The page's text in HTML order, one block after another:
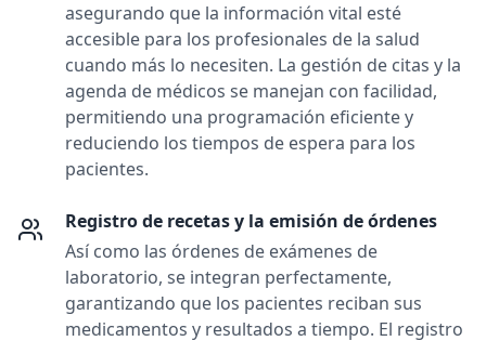
asegurando que la información vital esté
accesible para los profesionales de la salud
cuando más lo necesiten. La gestión de citas y la
agenda de médicos se manejan con facilidad,
permitiendo una programación eficiente y
reduciendo los tiempos de espera para los
pacientes.
Registro de recetas y la emisión de órdenes
Así como las órdenes de exámenes de
laboratorio, se integran perfectamente,
garantizando que los pacientes reciban sus
medicamentos y resultados a tiempo. El registro